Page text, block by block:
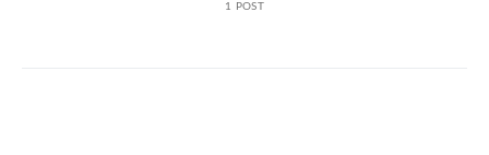
1 POST